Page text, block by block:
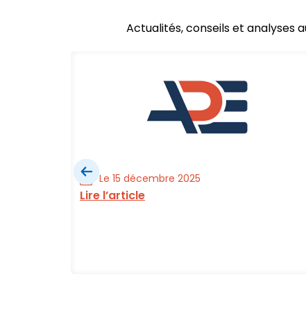
Actualités, conseils et analyses
Le 15 décembre 2025
Lire l’article